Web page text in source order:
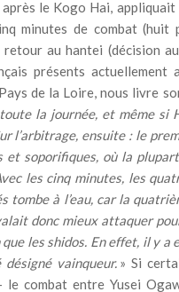
après le Kogo Hai,
minutes de combat
au hantei (décision
présents
de la Loire, nous livre
la journée, et même si
l’arbitrage, ensuite : le
et soporifiques, où la
les cinq minutes, les
à l’eau, car la
donc mieux attaquer
les shidos. En effet, il y
vainqueur. » Si
le combat entre Yusei